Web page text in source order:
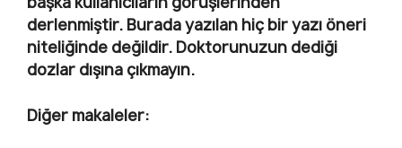
derlenmiştir. Burada yazılan hiç bir yazı öneri
niteliğinde değildir. Doktorunuzun dediği
dozlar dışına çıkmayın.
Diğer makaleler: